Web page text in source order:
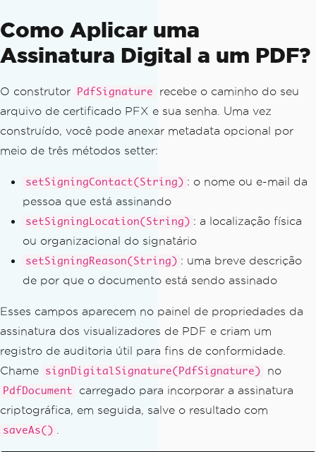
Como Aplicar uma
Assinatura Digital a um PDF?
O construtor PdfSignature
recebe o caminho do seu
arquivo de certificado PFX e sua senha. Uma vez
construído, você pode anexar metadata opcional por
meio de três métodos setter:
setSigningContact(String) : o nome ou e-mail da
pessoa que está assinando
setSigningLocation(String) : a localização física
ou organizacional do signatário
setSigningReason(String) : uma breve descrição
de por que o documento está sendo assinado
Esses campos aparecem no painel de propriedades da
assinatura dos visualizadores de PDF e criam um
registro de auditoria útil para fins de conformidade.
Chame
signDigitalSignature(PdfSignature) no
PdfDocument
carregado para incorporar a assinatura
criptográfica, em seguida, salve o resultado com
saveAs()